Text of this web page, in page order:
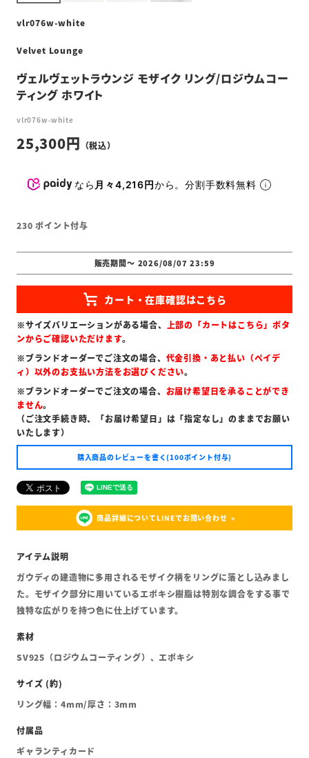
vlr076w-white
Velvet Lounge
ヴェルヴェットラウンジ モザイク リング/ロジウムコー
ティング ホワイト
vlr076w-white
25,300
なら 月々4,216円から。分割手数料無料
230 ポイント付与
販売期間〜 2026/08/07 23:59
※サイズバリエーションがある場合、 上部の「カートはこちら」ボタ
ンからご確認いただけます。
※ブランドオーダーでご注文の場合、 代金引換・あと払い（ペイデ
ィ）以外のお支払い方法をお選びください。
※ブランドオーダーでご注文の場合、 お届け希望日を承ることができ
ません。
（ご注文手続き時、「お届け希望日」は「指定なし」のままでお願い
いたします）
購入商品のレビューを書く(100ポイント付与)
商品詳細についてLINEでお問い合わせ
ガウディの建造物に多用されるモザイク柄をリングに落とし込みまし
た。モザイク部分に用いているエポキシ樹脂は特別な調合をする事で
独特な広がりを持つ色に仕上げています。
SV925（ロジウムコーティング）、エポキシ
リング幅：4mm/厚さ：3mm
ギャランティカード